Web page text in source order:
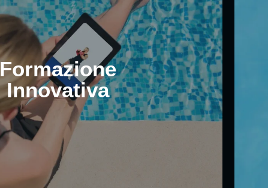
Formazione
Innovativa